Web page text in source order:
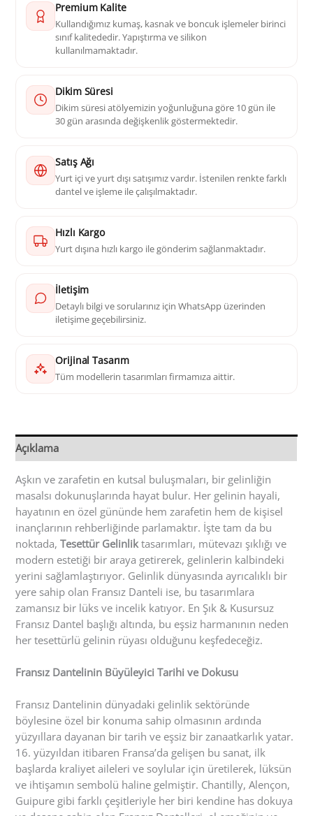
Premium Kalite
Kullandığımız kumaş, kasnak ve boncuk işlemeler birinci
sınıf kalitededir. Yapıştırma ve silikon
kullanılmamaktadır.
Dikim Süresi
Dikim süresi atölyemizin yoğunluğuna göre 10 gün ile
30 gün arasında değişkenlik göstermektedir.
Satış Ağı
Yurt içi ve yurt dışı satışımız vardır. İstenilen renkte farklı
dantel ve işleme ile çalışılmaktadır.
Hızlı Kargo
Yurt dışına hızlı kargo ile gönderim sağlanmaktadır.
İletişim
Detaylı bilgi ve sorularınız için WhatsApp üzerinden
iletişime geçebilirsiniz.
Orijinal Tasarım
Tüm modellerin tasarımları firmamıza aittir.
Açıklama
Aşkın ve zarafetin en kutsal buluşmaları, bir gelinliğin
masalsı dokunuşlarında hayat bulur. Her gelinin hayali,
hayatının en özel gününde hem zarafetin hem de kişisel
inançlarının rehberliğinde parlamaktır. İşte tam da bu
noktada,Tesettür Gelinlik tasarımları, mütevazı şıklığı ve
modern estetiği bir araya getirerek, gelinlerin kalbindeki
yerini sağlamlaştırıyor. Gelinlik dünyasında ayrıcalıklı bir
yere sahip olan Fransız Danteli ise, bu tasarımlara
zamansız bir lüks ve incelik katıyor. En Şık & Kusursuz
Fransız Dantel başlığı altında, bu eşsiz harmanının neden
her tesettürlü gelinin rüyası olduğunu keşfedeceğiz.
Fransız Dantelinin Büyüleyici Tarihi ve Dokusu
Fransız Dantelinin dünyadaki gelinlik sektöründe
böylesine özel bir konuma sahip olmasının ardında
yüzyıllara dayanan bir tarih ve eşsiz bir zanaatkarlık yatar.
16. yüzyıldan itibaren Fransa’da gelişen bu sanat, ilk
başlarda kraliyet aileleri ve soylular için üretilerek, lüksün
ve ihtişamın sembolü haline gelmiştir. Chantilly, Alençon,
Guipure gibi farklı çeşitleriyle her biri kendine has dokuya